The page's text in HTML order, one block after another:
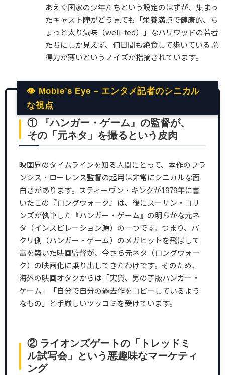
あえぐ国家の少年たちという設定のはずが、集まっ
たキャスト陣がどう見ても「栄養満点で健康的、ち
ょっと太り気味（well-fed）」なハリウッドの若者
たちにしか見えず、何日間も絶食して歩いている説
得力が薄いというノイズが指摘されています。
👁 Mobie’s Eye – エンタメ記者のシニカル
な視点
① 『ハンガー・ゲーム』の監督が、
その「元ネタ」を撮るという皮肉
映画界のタイムラインを知る人間にとって、本作のフラ
ンシス・ローレンス監督の起用は非常にシニカルな面
白さがあります。スティーヴン・キングが1979年に書
いたこの『ロングウォーク』は、後にスーザン・コリ
ンズが執筆した『ハンガー・ゲーム』の明らかな元ネ
タ（インスピレーション源）の一つです。つまり、パ
クリ側（ハンガー・ゲーム）のメガヒットを飛ばして
富を築いた映画監督が、今さら元ネタ（ロングウォー
ク）の映画化に乗り出してきたわけです。そのため、
海外の映画オタクからは「実質、男の子版ハンガー・
ゲーム」「自分で自分の過去作をコピーしているよう
なもの」と手厳しいツッコミを受けています。
② ライオンズゲートの「トレッドミ
ル試写会」という悪趣味なマーケティ
ング